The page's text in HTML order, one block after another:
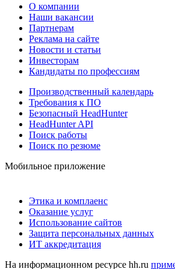
О компании
Наши вакансии
Партнерам
Реклама на сайте
Новости и статьи
Инвесторам
Кандидаты по профессиям
Производственный календарь
Требования к ПО
Безопасный HeadHunter
HeadHunter API
Поиск работы
Поиск по резюме
Мобильное приложение
Этика и комплаенс
Оказание услуг
Использование сайтов
Защита персональных данных
ИТ аккредитация
На информационном ресурсе hh.ru